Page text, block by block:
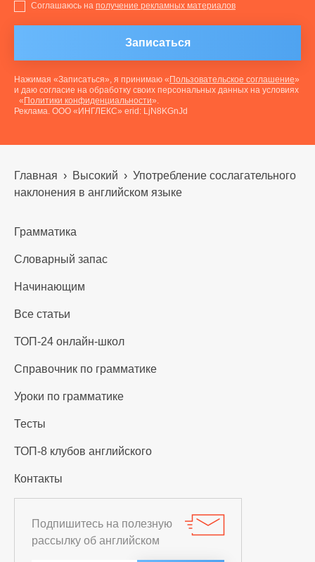
Соглашаюсь на получение рекламных материалов
Записаться
Нажимая «Записаться», я принимаю « Пользовательское соглашение»
и даю согласие на обработку своих персональных данных на условиях
« Политики конфиденциальности».
Реклама. ООО «ИНГЛЕКС» erid: LjN8KGnJd
Главная › Высокий › Употребление сослагательного
наклонения в английском языке
Грамматика
Словарный запас
Начинающим
Все статьи
ТОП-24 онлайн-школ
Справочник по грамматике
Уроки по грамматике
Тесты
ТОП-8 клубов английского
Контакты
Подпишитесь на полезную
рассылку об английском